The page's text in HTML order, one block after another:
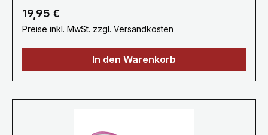
den besten Halt, Kontrolle und Sicherheit·
Kotbeutelspender „Snap-In“
Sicherheitskarabiner · Handwäsche / Kein
Weichspüler / Nicht maschinell trocknen
Gewicht 0.079 kg · Spezifikationen Seil: Nylon
/ D-Rings & Karabiner: Zinc-Alloy Die
Regulärer Preis:
19,95 €
Preise inkl. MwSt. zzgl. Versandkosten
In den Warenkorb